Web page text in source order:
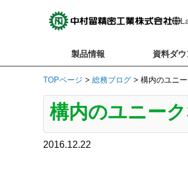
製品情報 資料ダ
TOPページ > 総務ブログ > 構内のユニ
構内のユニー
2016.12.22